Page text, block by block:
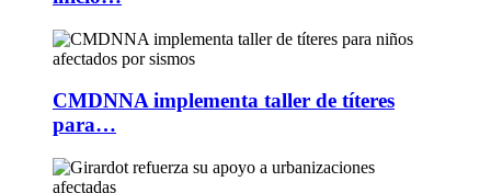
CMDNNA implementa taller de títeres
para…